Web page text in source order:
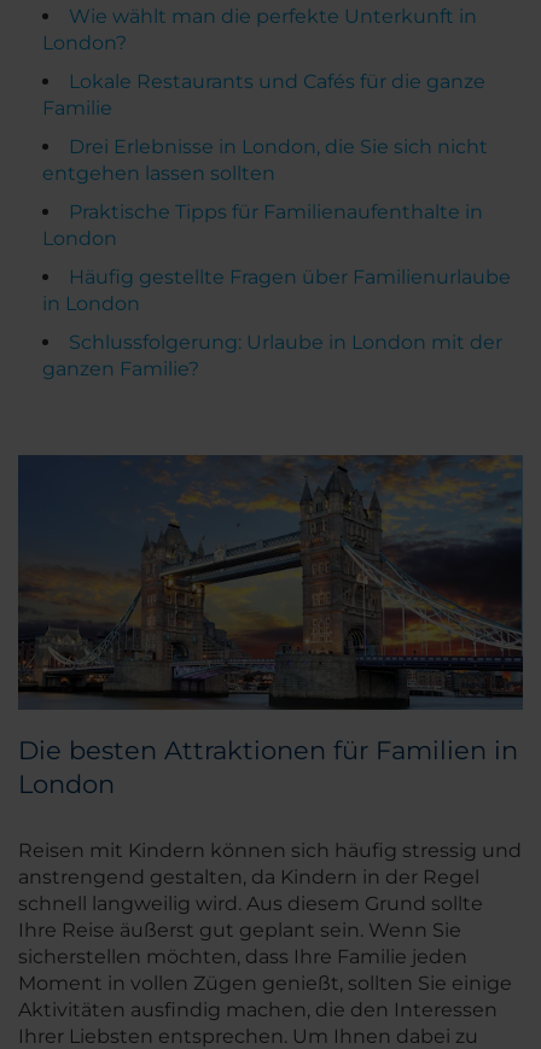
Wie wählt man die perfekte Unterkunft in
London?
Lokale Restaurants und Cafés für die ganze
Familie
Drei Erlebnisse in London, die Sie sich nicht
entgehen lassen sollten
Praktische Tipps für Familienaufenthalte in
London
Häufig gestellte Fragen über Familienurlaube
in London
Schlussfolgerung: Urlaube in London mit der
ganzen Familie?
Die besten Attraktionen für Familien in
London
Reisen mit Kindern können sich häufig stressig und
anstrengend gestalten, da Kindern in der Regel
schnell langweilig wird. Aus diesem Grund sollte
Ihre Reise äußerst gut geplant sein. Wenn Sie
sicherstellen möchten, dass Ihre Familie jeden
Moment in vollen Zügen genießt, sollten Sie einige
Aktivitäten ausfindig machen, die den Interessen
Ihrer Liebsten entsprechen. Um Ihnen dabei zu